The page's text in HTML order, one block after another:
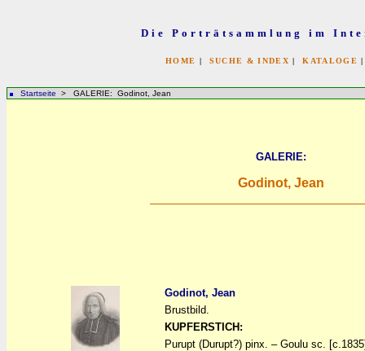
Die Porträtsammlung im
HOME | SUCHE & INDEX |KATALOGE
Startseite > GALERIE: Godinot, Jean
GALERIE:
Godinot, Jean
Godinot, Jean
Brustbild.
KUPFERSTICH:
Purupt (Durupt?) pinx. – Goulu sc.